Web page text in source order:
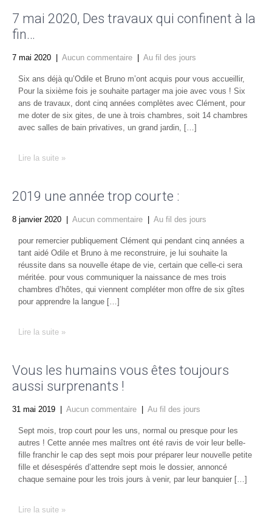
7 mai 2020, Des travaux qui confinent à la
fin…
7 mai 2020 Aucun commentaire Au fil des jours
Six ans déjà qu’Odile et Bruno m’ont acquis pour vous accueillir,
Pour la sixième fois je souhaite partager ma joie avec vous ! Six
ans de travaux, dont cinq années complètes avec Clément, pour
me doter de six gites, de une à trois chambres, soit 14 chambres
avec salles de bain privatives, un grand jardin, […]
Lire la suite »
2019 une année trop courte :
8 janvier 2020 Aucun commentaire Au fil des jours
pour remercier publiquement Clément qui pendant cinq années a
tant aidé Odile et Bruno à me reconstruire, je lui souhaite la
réussite dans sa nouvelle étape de vie, certain que celle-ci sera
méritée. pour vous communiquer la naissance de mes trois
chambres d’hôtes, qui viennent compléter mon offre de six gîtes
pour apprendre la langue […]
Lire la suite »
Vous les humains vous êtes toujours
aussi surprenants !
31 mai 2019 Aucun commentaire Au fil des jours
Sept mois, trop court pour les uns, normal ou presque pour les
autres ! Cette année mes maîtres ont été ravis de voir leur belle-
fille franchir le cap des sept mois pour préparer leur nouvelle petite
fille et désespérés d’attendre sept mois le dossier, annoncé
chaque semaine pour les trois jours à venir, par leur banquier […]
Lire la suite »